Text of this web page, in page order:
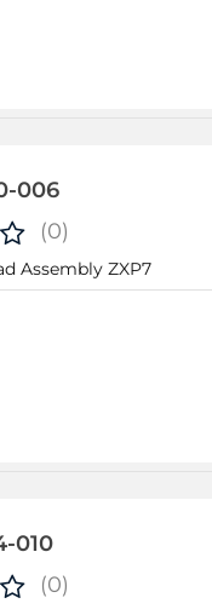
006
(0)
Assembly ZXP7
010
(0)